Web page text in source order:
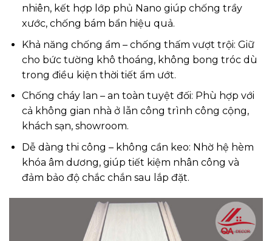
nhiên, kết hợp lớp phủ Nano giúp chống trầy
xước, chống bám bẩn hiệu quả.
Khả năng chống ẩm – chống thấm vượt trội: Giữ
cho bức tường khô thoáng, không bong tróc dù
trong điều kiện thời tiết ẩm ướt.
Chống cháy lan – an toàn tuyệt đối: Phù hợp với
cả không gian nhà ở lẫn công trình công cộng,
khách sạn, showroom.
Dễ dàng thi công – không cần keo: Nhờ hệ hèm
khóa âm dương, giúp tiết kiệm nhân công và
đảm bảo độ chắc chắn sau lắp đặt.